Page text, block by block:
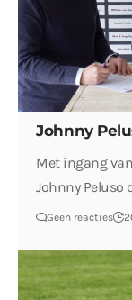
Johnny
Met ingang
Johnny Peluso
Geen reacties